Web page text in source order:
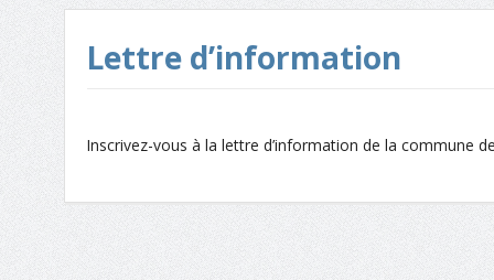
Lettre d’information
Inscrivez-vous à la lettre d’information de la commune